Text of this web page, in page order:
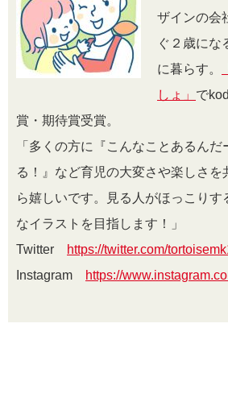
ザインの会
ぐ２歳にな
に暮らす。
しょ」 で
賞・期待賞受賞。
「多くの方に『こんなことあるん
る！』など育児の大変さや楽しさを
ら嬉しいです。見る人がほっこりす
なイラストを目指します！」
Twitter
https://twitter.com/
Instagram
https://